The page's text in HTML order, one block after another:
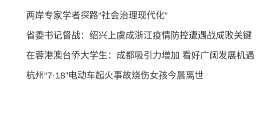
两岸专家学者探路“社会治理现代化”
省委书记督战：绍兴上虞成浙江疫情防控遭遇战成败关键
在蓉港澳台侨大学生：成都吸引力增加 看好广阔发展机遇
杭州“7·18”电动车起火事故烧伤女孩今晨离世